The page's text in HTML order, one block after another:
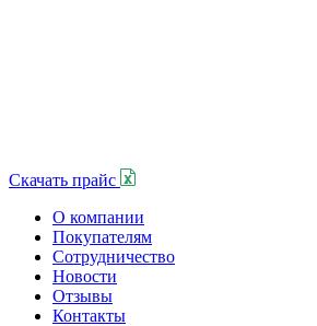
Скачать прайс
О компании
Покупателям
Сотрудничество
Новости
Отзывы
Контакты